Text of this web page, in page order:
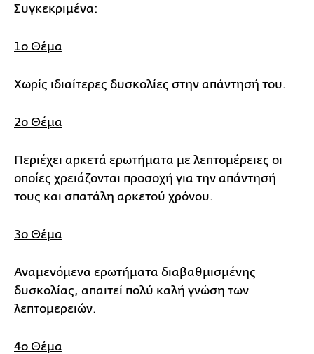
Συγκεκριμένα:
1ο Θέμα
Χωρίς ιδιαίτερες δυσκολίες στην απάντησή του.
2ο Θέμα
Περιέχει αρκετά ερωτήματα με λεπτομέρειες οι
οποίες χρειάζονται προσοχή για την απάντησή
τους και σπατάλη αρκετού χρόνου.
3ο Θέμα
Αναμενόμενα ερωτήματα διαβαθμισμένης
δυσκολίας, απαιτεί πολύ καλή γνώση των
λεπτομερειών.
4ο Θέμα